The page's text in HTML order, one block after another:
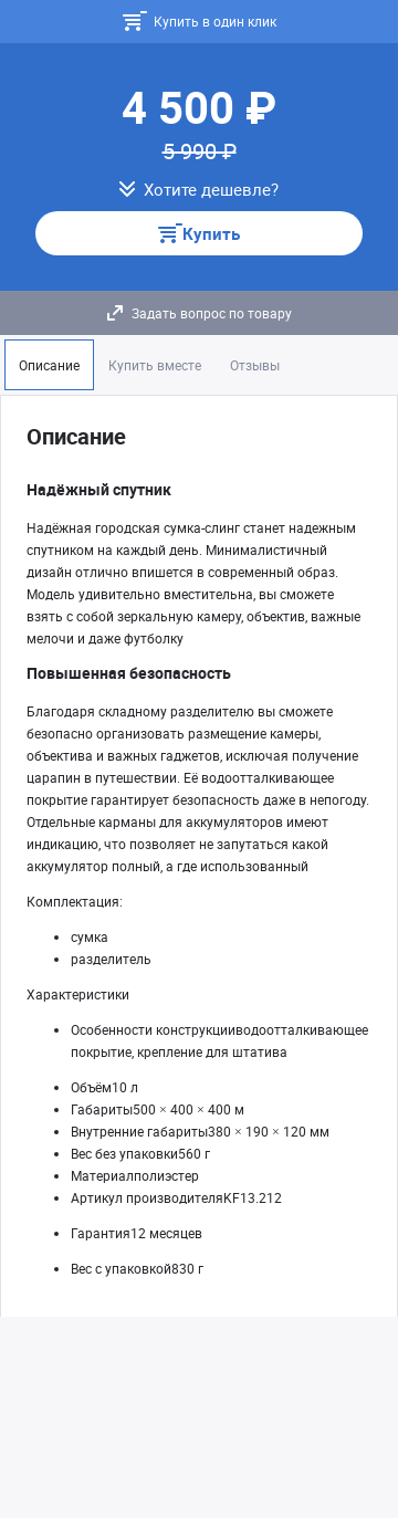
Купить в один клик
4 500 ₽
5 990 ₽
Хотите дешевле?
Купить
Задать вопрос по товару
Описание Купить вместе Отзывы
Описание
Надёжный спутник
Надёжная городская сумка-слинг станет надежным
спутником на каждый день. Минималистичный
дизайн отлично впишется в современный образ.
Модель удивительно вместительна, вы сможете
взять с собой зеркальную камеру, объектив, важные
мелочи и даже футболку
Повышенная безопасность
Благодаря складному разделителю вы сможете
безопасно организовать размещение камеры,
объектива и важных гаджетов, исключая получение
царапин в путешествии. Её водоотталкивающее
покрытие гарантирует безопасность даже в непогоду.
Отдельные карманы для аккумуляторов имеют
индикацию, что позволяет не запутаться какой
аккумулятор полный, а где использованный
Комплектация:
сумка
разделитель
Характеристики
Особенности конструкцииводоотталкивающее
покрытие, крепление для штатива
Объём10 л
Габариты500 × 400 × 400 м
Внутренние габариты380 × 190 × 120 мм
Вес без упаковки560 г
Материалполиэстер
Артикул производителяKF13.212
Гарантия12 месяцев
Вес с упаковкой830 г